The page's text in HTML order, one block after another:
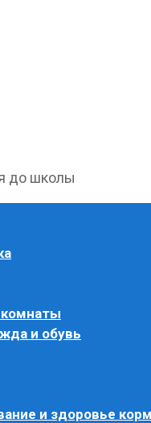
до школы
и обувь
и здоровье